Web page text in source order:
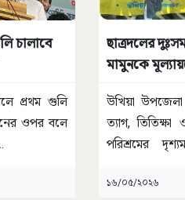
চালাবে
প্রথম গুলি
ওপর বলে
ছাত্রদলের
মামুনকে
উখিয়া উপজেলা
ত্যাগ, তিতিক্ষা
পরিশ্রমের
১৬/০৫/২০২৬